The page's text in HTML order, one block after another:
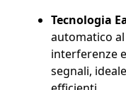
Tecnologia
automatico
interferenze
segnali,